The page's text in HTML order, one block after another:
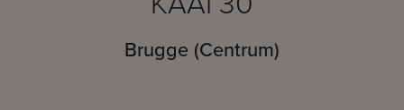
Brugge (Centrum)